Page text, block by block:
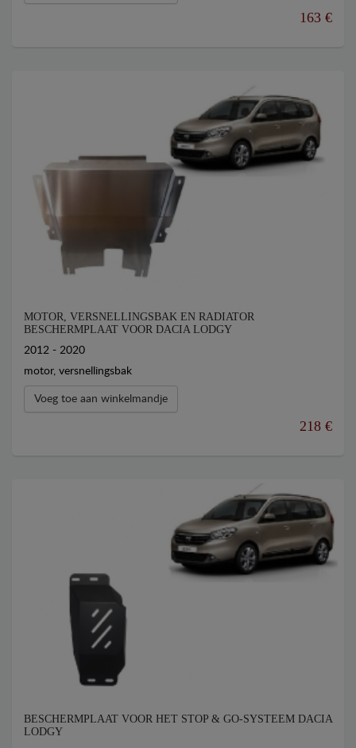
163 €
MOTOR, VERSNELLINGSBAK EN RADIATOR
BESCHERMPLAAT VOOR DACIA LODGY
2012 - 2020
motor, versnellingsbak
Voeg toe aan winkelmandje
218 €
BESCHERMPLAAT VOOR HET STOP & GO-SYSTEEM DACIA
LODGY